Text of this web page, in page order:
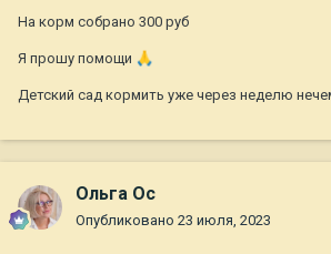
На корм собрано 300 руб
Я прошу помощи 🙏
Детский сад кормить уже через неделю
Ольга Ос
Опубликовано 23 июля, 2023